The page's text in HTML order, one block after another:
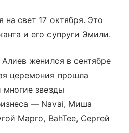
на свет 17 октября. Это
и его супруги Эмили.
женился в сентябре
церемония прошла
многие звезды
— Navai, Миша
Марго, BahTee, Сергей